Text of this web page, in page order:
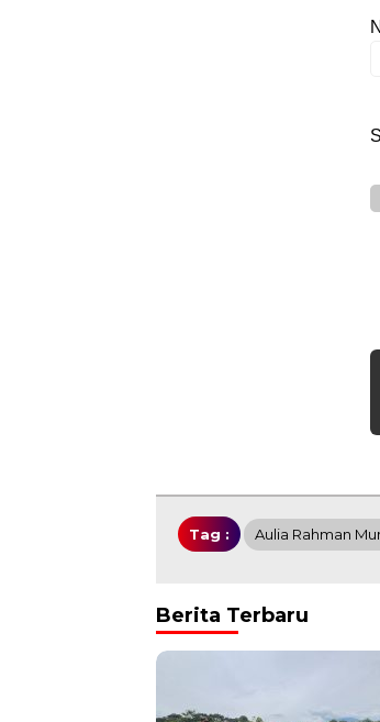
Tag : Aulia Rahman
Berita Terbaru